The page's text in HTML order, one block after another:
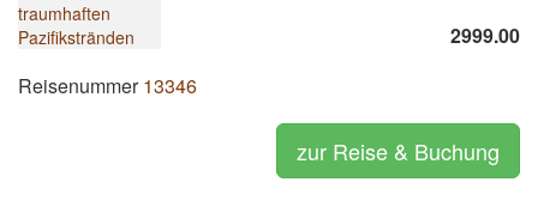
2999.00
Reisenummer13346
zur Reise & Buchung